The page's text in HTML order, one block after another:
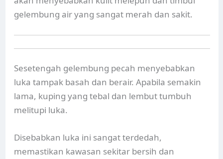
gelembung air yang sangat merah dan sakit.
Sesetengah gelembung pecah menyebabkan
luka tampak basah dan berair. Apabila semakin
lama, kuping yang tebal dan lembut tumbuh
melitupi luka.
Disebabkan luka ini sangat terdedah,
memastikan kawasan sekitar bersih dan